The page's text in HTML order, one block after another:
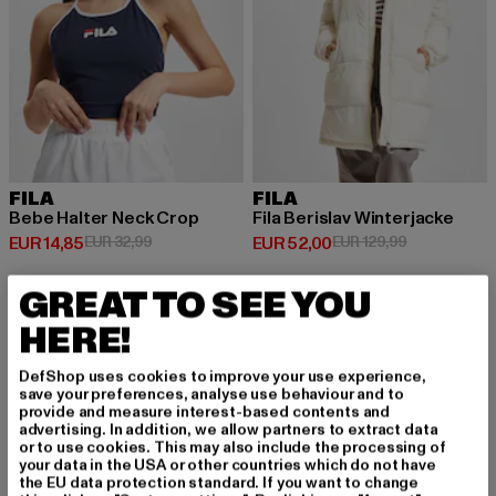
FILA
Bebe Halter Neck Crop
EUR 14,85
Huidige prijs: EUR 14,85
EUR 32,99Actieprijs: EUR 32,99
FILA
Fila Berislav Winterjacke
EUR 52,00
Huidige prijs: EUR 52,00
EUR 129,99Actieprijs:
MELD JE AAN OM G
EÏNSPIREERD TE BLI
JVEN!
GREAT TO SEE YOU
HERE!
DefShop uses cookies to improve your use experience,
save your preferences, analyse use behaviour and to
provide and measure interest-based contents and
advertising. In addition, we allow partners to extract data
or to use cookies. This may also include the processing of
your data in the USA or other countries which do not have
the EU data protection standard. If you want to change